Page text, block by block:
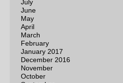
July
June
May
April
March
February
January 2017
December 2016
November
October